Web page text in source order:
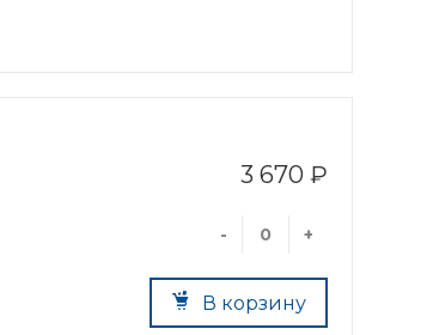
3 670 ₽
- +
В корзину